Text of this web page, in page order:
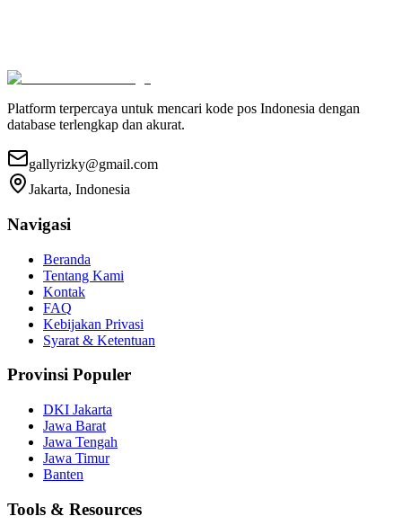
Platform terpercaya untuk mencari kode pos Indonesia dengan
database terlengkap dan akurat.
gallyrizky@gmail.com
Jakarta, Indonesia
Navigasi
Beranda
Tentang Kami
Kontak
FAQ
Kebijakan Privasi
Syarat & Ketentuan
Provinsi Populer
DKI Jakarta
Jawa Barat
Jawa Tengah
Jawa Timur
Banten
Tools & Resources